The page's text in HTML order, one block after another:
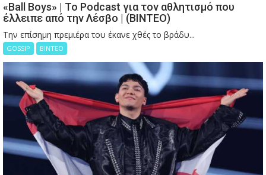
«Ball Boys» | Το Podcast για τον αθλητισμό που
έλλειπε από την Λέσβο | (ΒΙΝΤΕΟ)
Την επίσημη πρεμιέρα του έκανε χθές το βράδυ...
GOSSIP ΒΙΝΤΕΟ